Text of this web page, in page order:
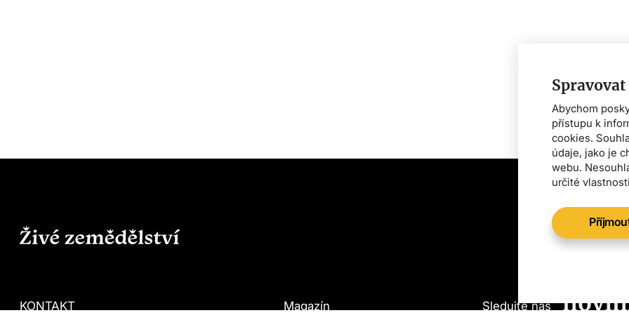
Abychom
přístupu k
cookies.
údaje, jako je
webu.
určité
KONTAKT Magazín Sledujte nás